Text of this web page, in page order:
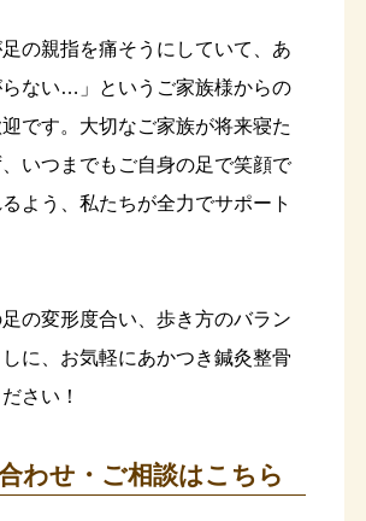
足の親指を痛そうにしていて、あ
らない…」というご家族様からの
です。大切なご家族が将来寝た
いつまでもご自身の足で笑顔で
よう、私たちが全力でサポート
の変形度合い、歩き方のバラン
に、お気軽にあかつき鍼灸整骨
さい！
わせ・ご相談はこちら